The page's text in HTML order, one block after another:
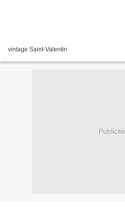
vintage Saint-Valentin
Publicité